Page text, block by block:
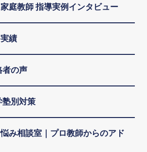
庭教師 指導実例インタビュー
績
者の声
塾別対策
み相談室｜プロ教師からのアド